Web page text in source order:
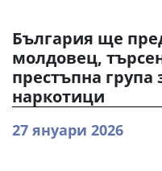
България ще
молдовец,
престъпна група
наркотици
27 януари 2026